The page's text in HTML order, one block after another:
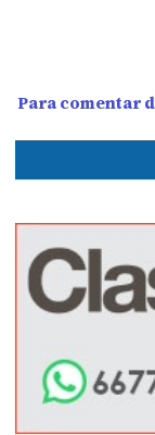
Para comentar